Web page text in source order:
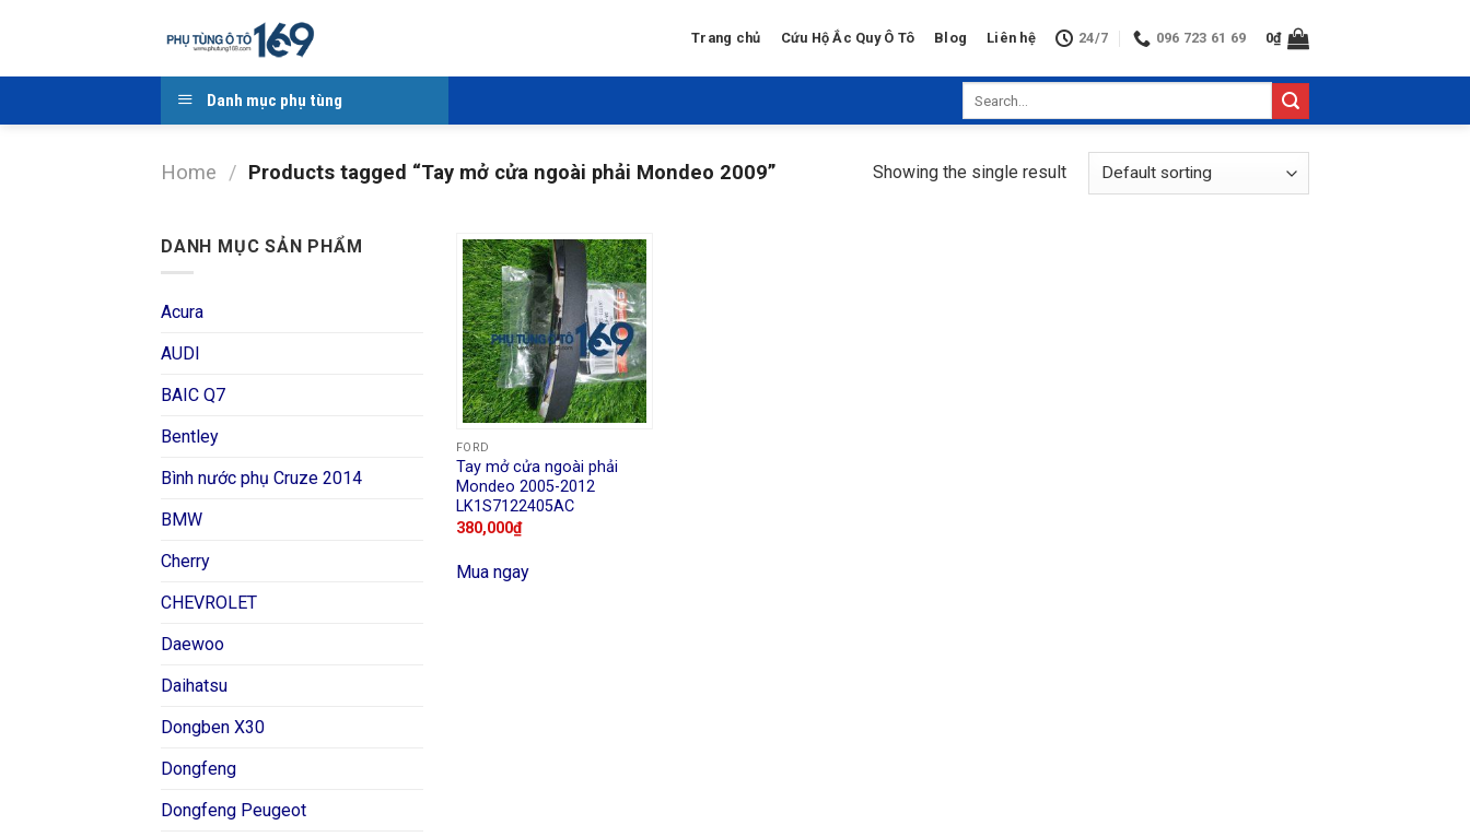
Trang chủ Cứu Hộ Ắc Quy Ô Tô Blog Liên hệ 24/7 096 723 61 69 0₫
Danh mục phụ tùng
Home / Products tagged “Tay mở cửa ngoài phải Mondeo 2009” Showing the single result
DANH MỤC SẢN PHẨM
Acura
AUDI
BAIC Q7
Bentley
Bình nước phụ Cruze 2014
BMW
Cherry
CHEVROLET
Daewoo
Daihatsu
Dongben X30
Dongfeng
Dongfeng Peugeot
FORD
Tay mở cửa ngoài phải
Mondeo 2005-2012
LK1S7122405AC
380,000₫
Mua ngay